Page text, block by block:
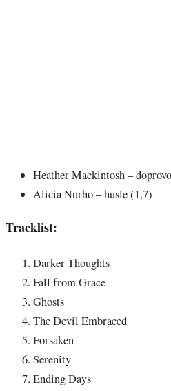
Heather Mackintosh –
Alicia Nurho – husle (1,7)
Tracklist:
Darker Thoughts
Fall from Grace
Ghosts
The Devil Embraced
Forsaken
Serenity
Ending Days